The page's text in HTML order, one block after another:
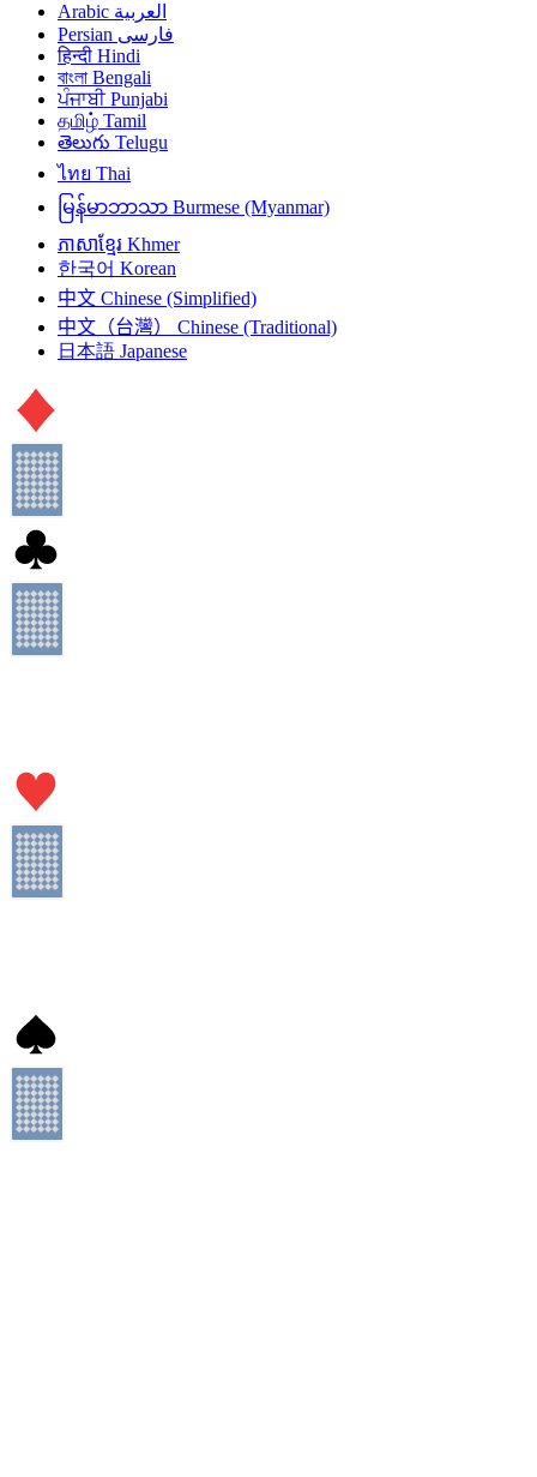
العربية Arabic
فارسی Persian
हिन्दी Hindi
বাংলা Bengali
ਪੰਜਾਬੀ Punjabi
தமிழ் Tamil
తెలుగు Telugu
ไทย Thai
မြန်မာဘာသာ Burmese (Myanmar)
ភាសាខ្មែរ Khmer
한국어 Korean
中文 Chinese (Simplified)
中文（台灣）
Chinese (Traditional)
日本語 Japanese